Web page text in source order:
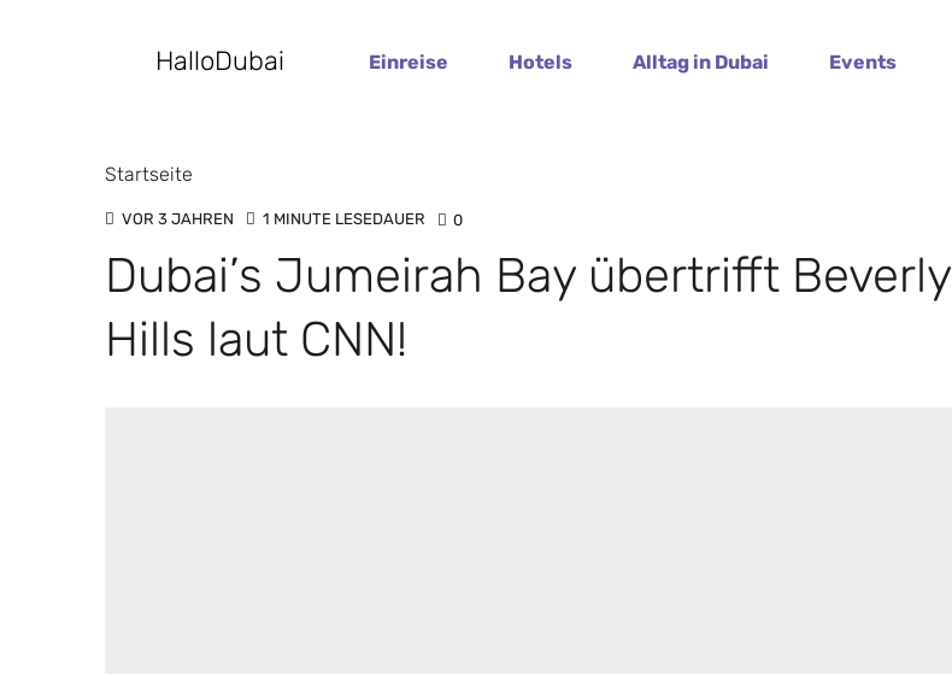
HalloDubai Einreise Hotels Alltag in Dubai Events
Startseite
VOR 3 JAHREN 1 MINUTE LESEDAUER 0
Dubai’s Jumeirah Bay übertrifft Beverly
Hills laut CNN!